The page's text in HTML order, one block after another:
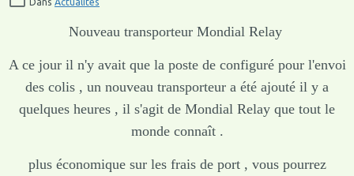
Dans Actualités
Nouveau transporteur Mondial Relay
A ce jour il n'y avait que la poste de configuré pour l'envoi
des colis , un nouveau transporteur a été ajouté il y a
quelques heures , il s'agit de Mondial Relay que tout le
monde connaît .
plus économique sur les frais de port , vous pourrez